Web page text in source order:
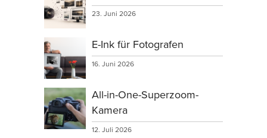
23. Juni 2026
E-Ink für Fotografen
16. Juni 2026
All-in-One-Superzoom-
Kamera
12. Juli 2026